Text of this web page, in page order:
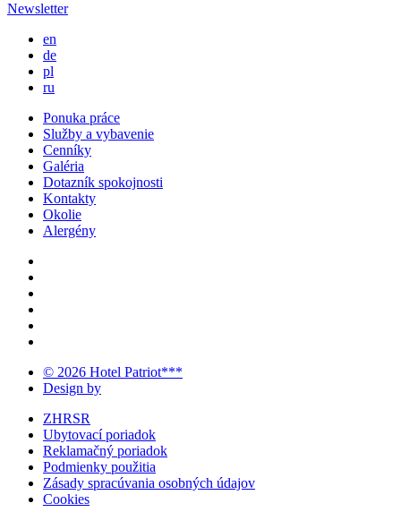
Newsletter
en
de
pl
ru
Ponuka práce
Služby a vybavenie
Cenníky
Galéria
Dotazník spokojnosti
Kontakty
Okolie
Alergény
© 2026 Hotel Patriot***
Design by
ZHRSR
Ubytovací poriadok
Reklamačný poriadok
Podmienky použitia
Zásady spracúvania osobných údajov
Cookies